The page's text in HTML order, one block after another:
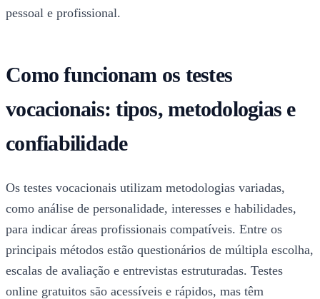
pessoal e profissional.
Como funcionam os testes
vocacionais: tipos, metodologias e
confiabilidade
Os testes vocacionais utilizam metodologias variadas,
como análise de personalidade, interesses e habilidades,
para indicar áreas profissionais compatíveis. Entre os
principais métodos estão questionários de múltipla escolha,
escalas de avaliação e entrevistas estruturadas. Testes
online gratuitos são acessíveis e rápidos, mas têm